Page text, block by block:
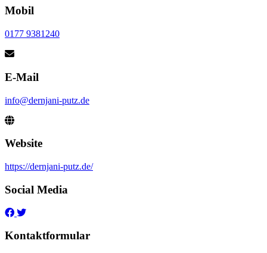
Mobil
0177 9381240
E-Mail
info@dernjani-putz.de
Website
https://dernjani-putz.de/
Social Media
Kontaktformular